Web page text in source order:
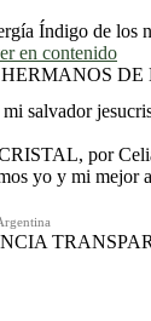
Índigo de los
en contenido
salvador
por
yo y mi mejor